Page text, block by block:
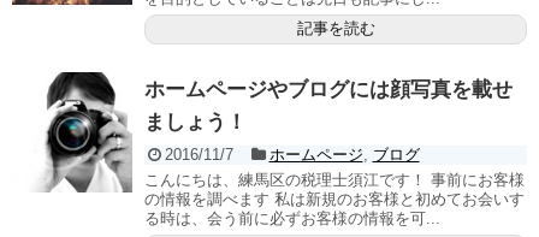
記事を読む
ホームページやブログには顔写真を載せ
ましょう！
2016/11/7 ホームページ, ブログ
こんにちは、練馬区の税理士須江です！ 事前にお客様
の情報を調べます 私は新規のお客様と初めてお会いす
る時は、会う前に必ずお客様の情報を可...